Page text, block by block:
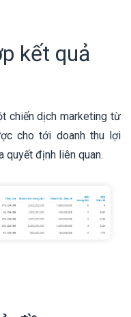
kết quả
chiến dịch marketing từ
cho tới doanh thu lợi
quyết định liên quan.